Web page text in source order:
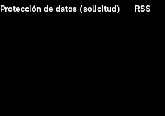
Protección de datos (solicitud)
RSS